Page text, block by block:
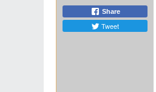
Share
Tweet